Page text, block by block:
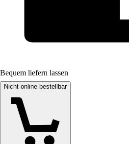
Bequem liefern lassen
Nicht online bestellbar